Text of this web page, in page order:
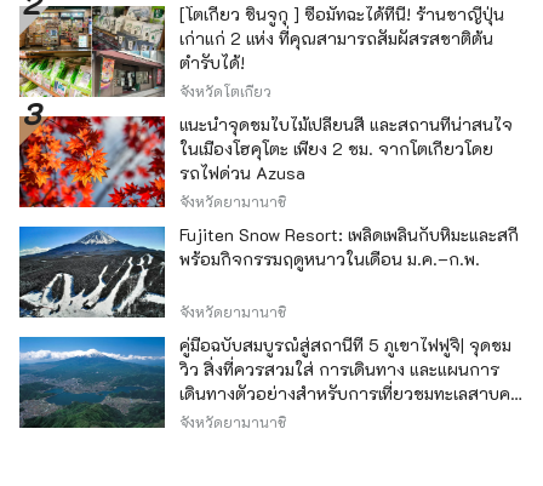
[โตเกียว ชินจูกุ ] ซื้อมัทฉะได้ที่นี่! ร้านชาญี่ปุ่น
เก่าแก่ 2 แห่ง ที่คุณสามารถสัมผัสรสชาติต้น
ตำรับได้!
จังหวัดโตเกียว
แนะนำจุดชมใบไม้เปลี่ยนสี และสถานที่น่าสนใจ
ในเมืองโฮคุโตะ เพียง 2 ชม. จากโตเกียวโดย
รถไฟด่วน Azusa
จังหวัดยามานาชิ
Fujiten Snow Resort: เพลิดเพลินกับหิมะและสกี
พร้อมกิจกรรมฤดูหนาวในเดือน ม.ค.–ก.พ.
จังหวัดยามานาชิ
คู่มือฉบับสมบูรณ์สู่สถานีที่ 5 ภูเขาไฟฟูจิ| จุดชม
วิว สิ่งที่ควรสวมใส่ การเดินทาง และแผนการ
เดินทางตัวอย่างสำหรับการเที่ยวชมทะเลสาบคา
วากุจิ
จังหวัดยามานาชิ